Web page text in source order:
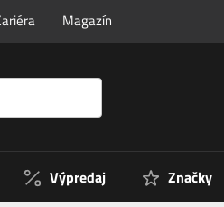
Magazín
Výpredaj Značky